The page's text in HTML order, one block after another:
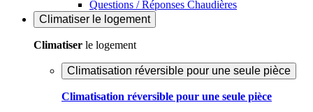
Questions / Réponses Chaudières
Climatiser le logement
Climatiser le logement
Climatisation réversible pour une seule pièce
Climatisation réversible pour une seule pièce